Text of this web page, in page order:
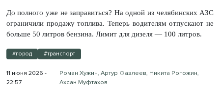
До полного уже не заправиться? На одной из челябинских АЗС
ограничили продажу топлива. Теперь водителям отпускают не
больше 50 литров бензина. Лимит для дизеля — 100 литров.
#город #транспорт
11 июня 2026 -
22:57
Роман Хужин, Артур Фазлеев, Никита Рогожин,
Ахсан Муфтахов